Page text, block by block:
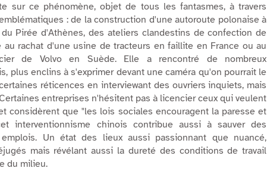
sur ce phénomène, objet de tous les fantasmes, à travers
: de la construction d'une autoroute polonaise à
Pirée d'Athènes, des ateliers clandestins de confection de
rachat d'une usine de tracteurs en faillite en France ou au
de Volvo en Suède. Elle a rencontré de nombreux
plus enclins à s'exprimer devant une caméra qu'on pourrait le
réticences en interviewant des ouvriers inquiets, mais
entreprises n'hésitent pas à licencier ceux qui veulent
considèrent que "les lois sociales encouragent la paresse et
interventionnisme chinois contribue aussi à sauver des
Un état des lieux aussi passionnant que nuancé,
mais révélant aussi la dureté des conditions de travail
du milieu.